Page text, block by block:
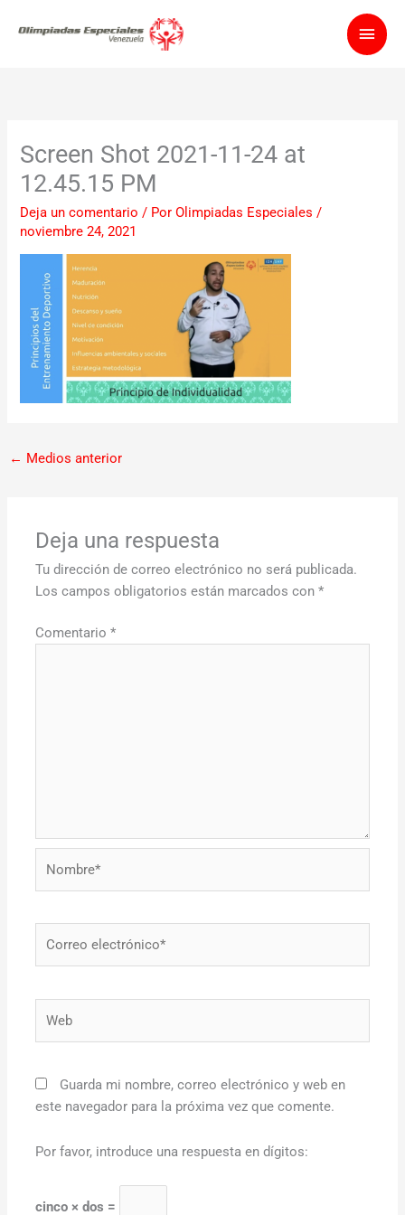
Screen Shot 2021-11-24 at
12.45.15 PM
Deja un comentario / PorOlimpiadas Especiales/
noviembre 24, 2021
← Medios anterior
Deja una respuesta
Tu dirección de correo electrónico no será publicada.
Los campos obligatorios están marcados con*
Comentario*
Guarda mi nombre, correo electrónico y web en
este navegador para la próxima vez que comente.
Por favor, introduce una respuesta en dígitos:
cinco × dos =